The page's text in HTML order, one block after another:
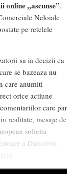
online „ascunse”,
Neloiale
pe retelele
sa ia decizii ca
se bazeaza nu
care anumiti
orice actiune
care par
realitate, mesaje de
solicita
a Directivei